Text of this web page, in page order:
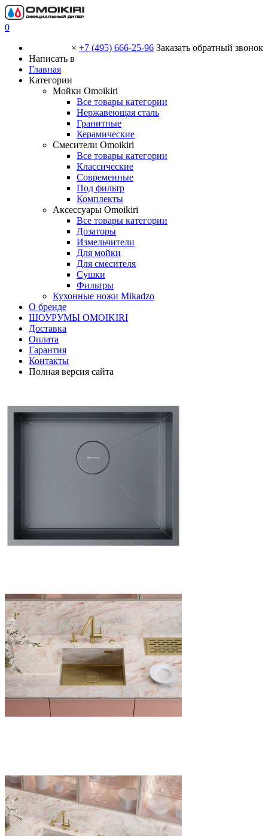
0
× +7 (495) 666-25-96 Заказать обратный звонок
Написать в
Главная
Категории
Мойки Omoikiri
Все товары категории
Нержавеющая сталь
Гранитные
Керамические
Смесители Omoikiri
Все товары категории
Классические
Современные
Под фильтр
Комплекты
Аксессуары Omoikiri
Все товары категории
Дозаторы
Измельчители
Для мойки
Для смесителя
Сушки
Фильтры
Кухонные ножи Mikadzo
О бренде
ШОУРУМЫ OMOIKIRI
Доставка
Оплата
Гарантия
Контакты
Полная версия сайта